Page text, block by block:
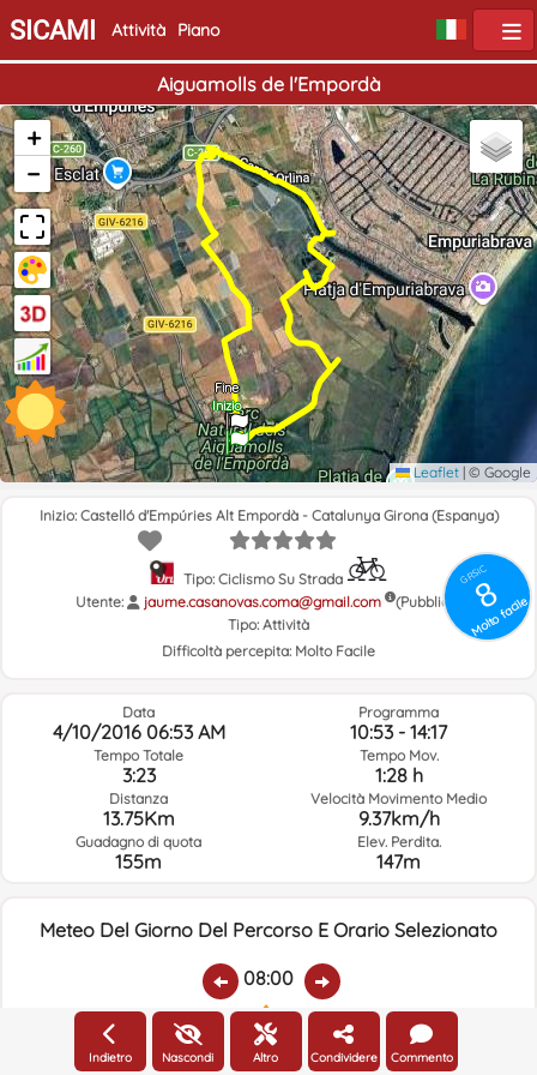
SICAMI Attività Piano
Aiguamolls de l'Empordà
Inizio
Fine
+
−
Leaflet | © Google
GRSIC
8
Molto facile
Inizio: Castelló d'Empúries Alt Empordà - Catalunya Girona (Espanya)
Tipo: Ciclismo Su Strada
Utente:
jaume.casanovas.coma@gmail.com
(Pubblico)
Tipo: Attività
Difficoltà percepita: Molto Facile
Data
4/10/2016 06:53 AM
Tempo Totale
3:23
Distanza
13.75Km
Guadagno di quota
155m
Programma
10:53 - 14:17
Tempo Mov.
1:28 h
Velocità Movimento Medio
9.37km/h
Elev. Perdita.
147m
Meteo Del Giorno Del Percorso E Orario Selezionato
08:00
Temp.:
6.6ºC
Piovere:
0
Umidità Media:
91%
Velocità Vento:
7.8km/h
Indirizzo Vento:
Indietro Nascondi Altro Condividere Commento